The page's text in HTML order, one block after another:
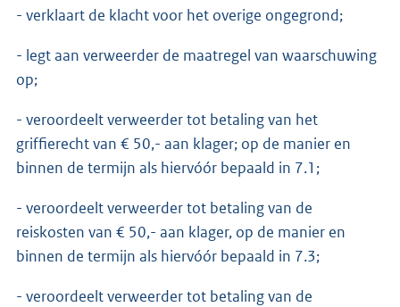
- verklaart de klacht voor het overige ongegrond;
- legt aan verweerder de maatregel van waarschuwing
op;
- veroordeelt verweerder tot betaling van het
griffierecht van € 50,- aan klager; op de manier en
binnen de termijn als hiervóór bepaald in 7.1;
- veroordeelt verweerder tot betaling van de
reiskosten van € 50,- aan klager, op de manier en
binnen de termijn als hiervóór bepaald in 7.3;
- veroordeelt verweerder tot betaling van de